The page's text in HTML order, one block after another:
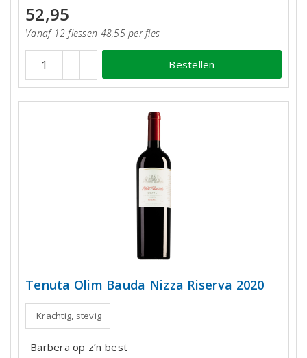
52,95
Vanaf 12 flessen 48,55 per fles
Bestellen
Tenuta Olim Bauda Nizza Riserva 2020
Krachtig, stevig
Barbera op z’n best